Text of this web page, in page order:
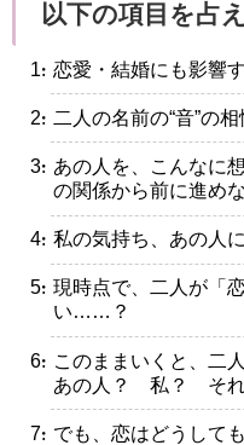
以下の項目を占
・恋愛・結婚にも影響
・二人の名前の“音”の
・あの人を、こんなに
の関係から前に進め
・私の気持ち、あの人
・現時点で、二人が「
い……？
・このままいくと、二
あの人？ 私？ そ
・でも、恋はどうして